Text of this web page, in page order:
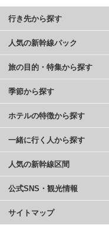
行き先から探す
人気の新幹線パック
旅の目的・特集から探す
季節から探す
ホテルの特徴から探す
一緒に行く人から探す
人気の新幹線区間
公式SNS・観光情報
サイトマップ